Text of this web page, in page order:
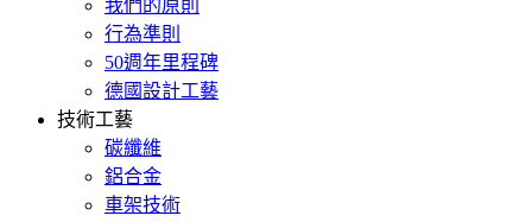
我們的原則
行為準則
50週年里程碑
德國設計工藝
技術工藝
碳纖維
鋁合金
車架技術